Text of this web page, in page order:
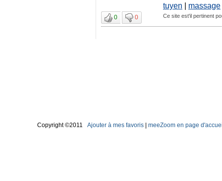
tuyen | massage
0 0 Ce site est'il pertinent
Copyright ©2011 Ajouter à mes favoris meeZoom en page